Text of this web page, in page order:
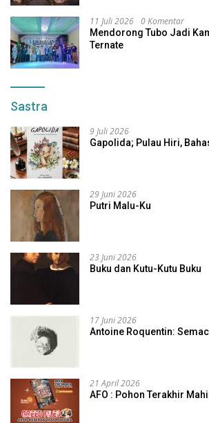
11 Juli 2026 0 Komentar
Mendorong Tubo Jadi
Ternate
Sastra
9 Juli 2026
Gapolida; Pulau Hiri,
29 Juni 2026
Putri Malu-Ku
23 Juni 2026
Buku dan Kutu-Kutu Buku
17 Juni 2026
Antoine Roquentin:
21 April 2026
AFO : Pohon Terakhir